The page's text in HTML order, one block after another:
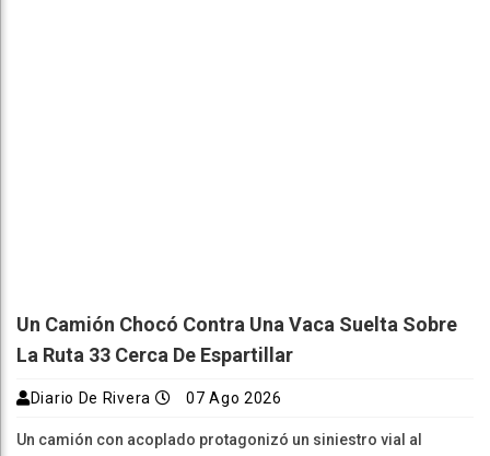
Un Camión Chocó Contra Una Vaca Suelta Sobre
La Ruta 33 Cerca De Espartillar
Diario De Rivera 07 Ago 2026
Un camión con acoplado protagonizó un siniestro vial al